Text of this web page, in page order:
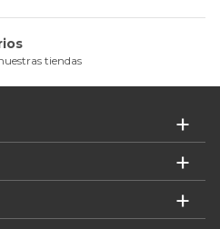
tiendas